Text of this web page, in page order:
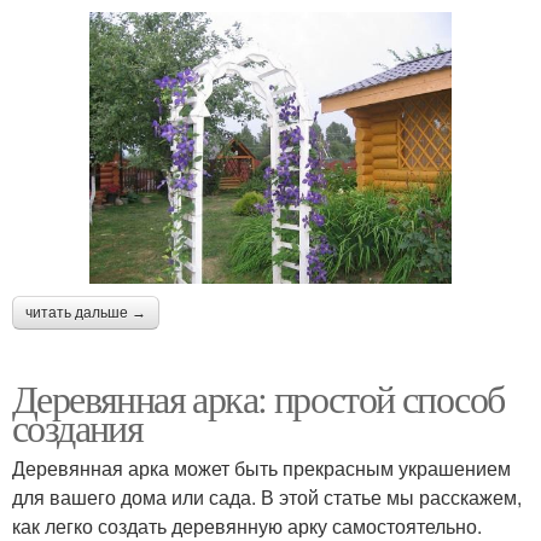
читать дальше →
Деревянная арка: простой способ
создания
Деревянная арка может быть прекрасным украшением
для вашего дома или сада. В этой статье мы расскажем,
как легко создать деревянную арку самостоятельно.